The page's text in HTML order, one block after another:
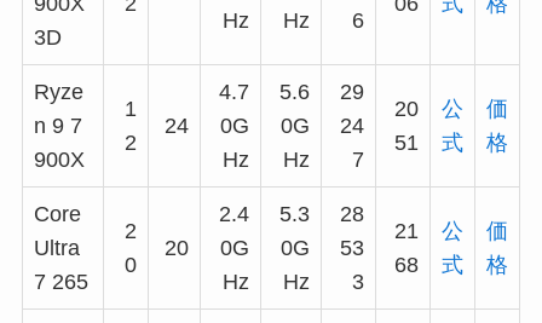
3D
Hz
Hz
6
Ryze
n 9 7
900X
1
2
24
4.7
0G
Hz
5.6
0G
Hz
29
24
7
20
51
公
式
価
格
Core
Ultra
7 265
2
0
20
2.4
0G
Hz
5.3
0G
Hz
28
53
3
21
68
公
式
価
格